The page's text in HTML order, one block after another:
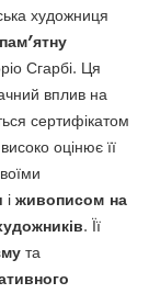
художниця
Сгарбі. Ця
вплив на
сертифікатом
оцінює її
і живописом на
. Її
та